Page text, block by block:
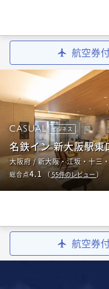
航空券
ビジネス
名鉄イン 新大阪駅東
大阪府 / 新大阪・江坂・十三
総合点4.1 （55件のレビュー）
航空券